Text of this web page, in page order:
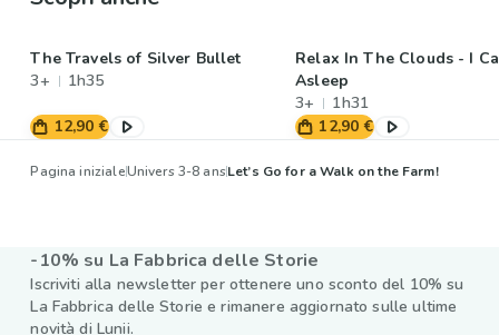
The Travels of Silver Bullet
3+
1h35
12,90 €
Relax In The Clouds - I
Asleep
3+
1h31
12,90 €
Pagina inizialeUnivers 3-8 ansLet’s Go for a Walk on the Farm!
-10% su La Fabbrica delle Storie
Iscriviti alla newsletter per ottenere uno sconto del 10% su
La Fabbrica delle Storie e rimanere aggiornato sulle ultime
novità di Lunii.